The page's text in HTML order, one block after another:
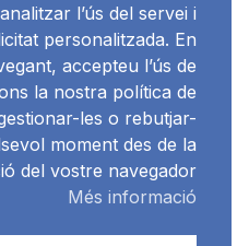
l’ús del servei i
personalitzada. En
accepteu l’ús de
la nostra política de
les o rebutjar-
moment des de la
del vostre navegador.
Més informació